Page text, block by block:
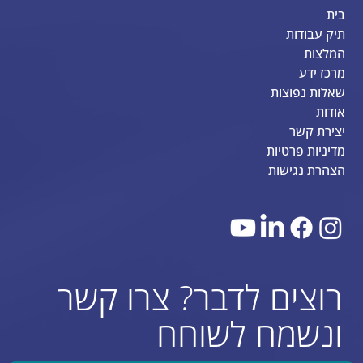
בית
תיק עבודות
המלצות
מרכז ידע
שאלות נפוצות
אודות
יצירת קשר
מדיניות פרטיות
הצהרת נגישות
רוצים לדבר? צרו קשר
ונשמח לשוחח